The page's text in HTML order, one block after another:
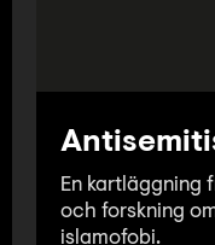
En kartläggning
och forskning
islamofobi.